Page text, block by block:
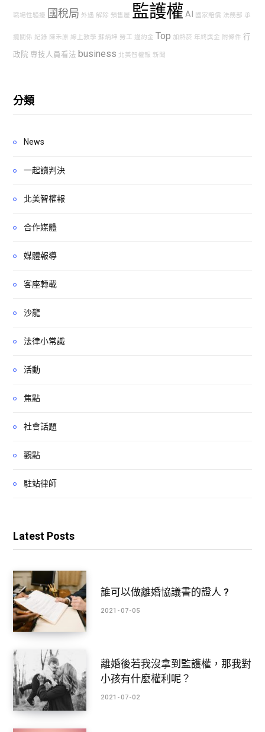
職場性騷擾 國稅局 外遇 解除 預售屋 監護權AI 國家賠償 法務部 承
攬關係 紀錄 陳禾原 線上教學 蘇炳坤 勞工 違約金 Top 加熱菸 年終獎金 附條件 行
政院 專技人員看法 business 北美智權報 新聞
分類
News
一起讀判決
北美智權報
合作媒體
媒體報導
客座轉載
沙龍
法律小常識
活動
焦點
社會話題
觀點
駐站律師
Latest Posts
誰可以做離婚協議書的證人 ?
2021-07-05
離婚後若我沒拿到監護權，那我對
小孩有什麼權利呢？
2021-07-02